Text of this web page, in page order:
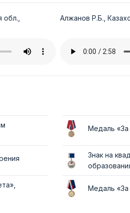
Алжанов Р.Б.,
Медаль «За
Знак на
Медаль «За